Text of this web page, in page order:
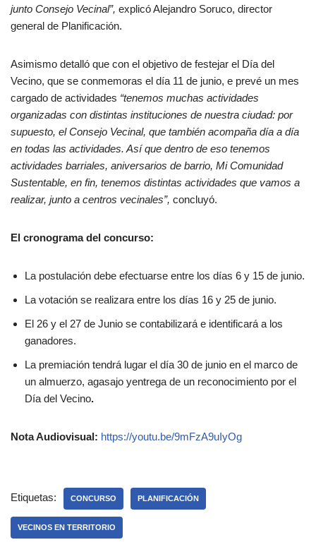
junto Consejo Vecinal”, explicó Alejandro Soruco, director
general de Planificación.
Asimismo detalló que con el objetivo de festejar el Día del
Vecino, que se conmemoras el día 11 de junio, e prevé un mes
cargado de actividades “tenemos muchas actividades
organizadas con distintas instituciones de nuestra ciudad: por
supuesto, el Consejo Vecinal, que también acompaña día a día
en todas las actividades. Así que dentro de eso tenemos
actividades barriales, aniversarios de barrio, Mi Comunidad
Sustentable, en fin, tenemos distintas actividades que vamos a
realizar, junto a centros vecinales”, concluyó.
El cronograma del concurso:
La postulación debe efectuarse entre los días 6 y 15 de junio.
La votación se realizara entre los días 16 y 25 de junio.
El 26 y el 27 de Junio se contabilizará e identificará a los
ganadores.
La premiación tendrá lugar el día 30 de junio en el marco de
un almuerzo, agasajo yentrega de un reconocimiento por el
Día del Vecino.
Nota Audiovisual: https://youtu.be/9mFzA9uIyOg
Etiquetas: CONCURSO PLANIFICACIÓN
VECINOS EN TERRITORIO